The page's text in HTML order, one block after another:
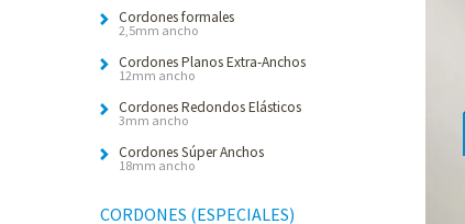
Cordones formales
2,5mm ancho
Cordones Planos Extra-Anchos
12mm ancho
Cordones Redondos Elásticos
3mm ancho
Cordones Súper Anchos
18mm ancho
CORDONES (ESPECIALES)